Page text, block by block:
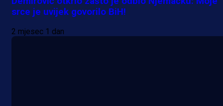
srce je uvijek govorilo BiH!
2 mjesec 1 dan